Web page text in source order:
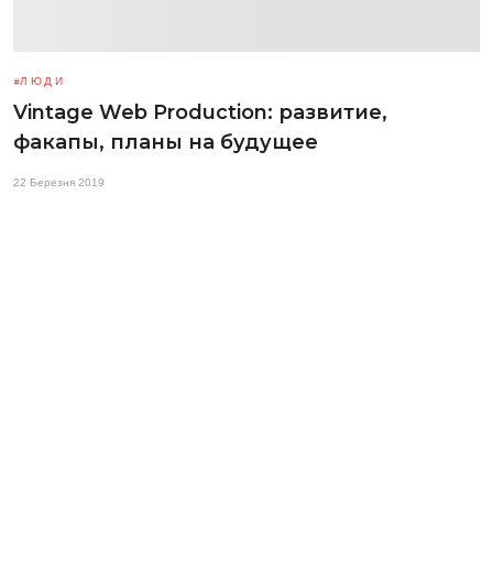
ЛЮДИ
Vintage Web Production: развитие,
факапы, планы на будущее
22 Березня 2019